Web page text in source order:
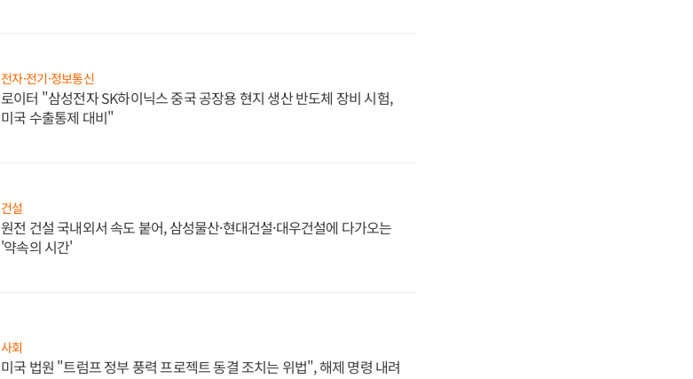
전자·전기·정보통신
로이터 "삼성전자 SK하이닉스 중국 공장용 현지 생산 반도체 장비 시험,
미국 수출통제 대비"
건설
원전 건설 국내외서 속도 붙어, 삼성물산·현대건설·대우건설에 다가오는
'약속의 시간'
사회
미국 법원 "트럼프 정부 풍력 프로젝트 동결 조치는 위법", 해제 명령 내려